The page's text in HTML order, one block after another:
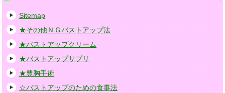
Sitemap
★その他ＮＧバストアップ法
★バストアップクリーム
★バストアップサプリ
★豊胸手術
☆バストアップのための食事法